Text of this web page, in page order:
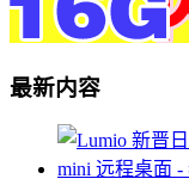
最新内容